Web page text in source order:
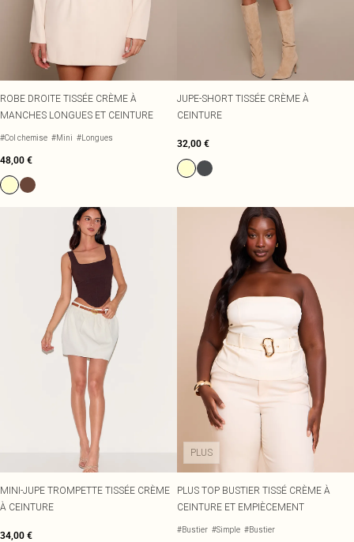
ROBE DROITE TISSÉE CRÈME À
MANCHES LONGUES ET CEINTURE
#Col chemise #Mini #Longues
48,00 €
JUPE-SHORT TISSÉE CRÈME À
CEINTURE
32,00 €
MINI-JUPE TROMPETTE TISSÉE CRÈME
À CEINTURE
34,00 €
PLUS
PLUS TOP BUSTIER TISSÉ CRÈME À
CEINTURE ET EMPIÈCEMENT
#Bustier #Simple #Bustier